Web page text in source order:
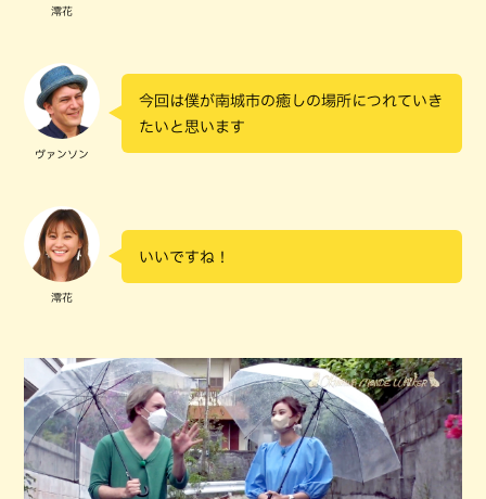
澪花
ヴァンソン
今回は僕が南城市の癒しの場所につれていき
たいと思います
澪花
いいですね！